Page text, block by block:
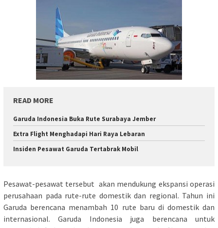
READ MORE
Garuda Indonesia Buka Rute Surabaya Jember
Extra Flight Menghadapi Hari Raya Lebaran
Insiden Pesawat Garuda Tertabrak Mobil
Pesawat-pesawat tersebut akan mendukung ekspansi operasi
perusahaan pada rute-rute domestik dan regional. Tahun ini
Garuda berencana menambah 10 rute baru di domestik dan
internasional. Garuda Indonesia juga berencana untuk